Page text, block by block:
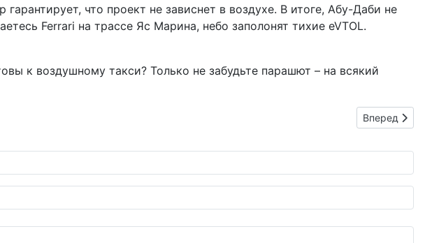
что проект не зависнет в воздухе. В итоге, Абу-Даби не
Ferrari на трассе Яс Марина, небо заполонят тихие eVTOL.
к воздушному такси? Только не забудьте парашют – на всякий
хлопот Следующий:
Вперед